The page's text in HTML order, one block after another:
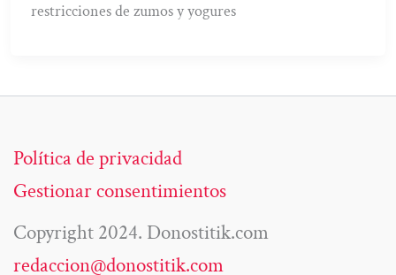
restricciones de zumos y yogures
Política de privacidad
Gestionar consentimientos
Copyright 2024. Donostitik.com
redaccion@donostitik.com